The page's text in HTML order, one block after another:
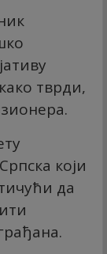
тврди,
који
да